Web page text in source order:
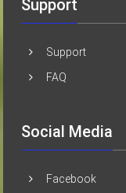
Support
Support
FAQ
Social Media
Facebook